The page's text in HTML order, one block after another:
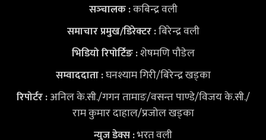
सञ्‍चालक :कबिन्द्र वली
समाचार प्रमुख/डिरेक्टर :बिरेन्द्र वली
भिडियोरिपोर्टिङ :शेषमणि पौडेल
सम्वाददाता :घनश्याम गिरी/बिरेन्द्र खड्का
रिपोर्टर :अनिल के.सी./गगन तामाङ/वसन्त पाण्डे/विजय के.सी./
राम कुमार दाहाल/प्रजोल खड्का
न्युज डेक्स:भरत वली